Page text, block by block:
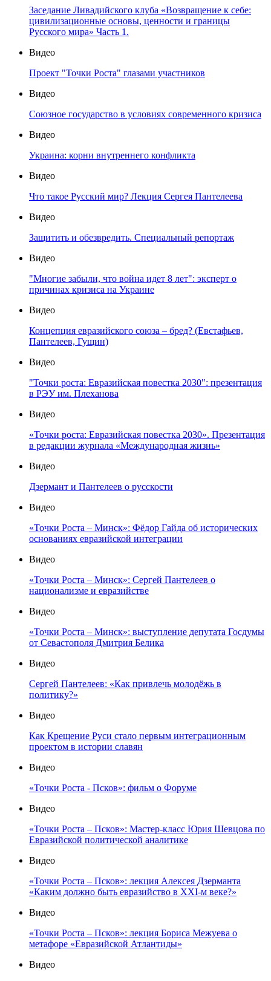
Заседание Ливадийского клуба «Возвращение к себе:
цивилизационные основы, ценности и границы
Русского мира» Часть 1.
Видео
Проект "Точки Роста" глазами участников
Видео
Союзное государство в условиях современного кризиса
Видео
Украина: корни внутреннего конфликта
Видео
Что такое Русский мир? Лекция Сергея Пантелеева
Видео
Защитить и обезвредить. Специальный репортаж
Видео
"Многие забыли, что война идет 8 лет": эксперт о
причинах кризиса на Украине
Видео
Концепция евразийского союза – бред? (Евстафьев,
Пантелеев, Гущин)
Видео
"Точки роста: Евразийская повестка 2030": презентация
в РЭУ им. Плеханова
Видео
«Точки роста: Евразийская повестка 2030». Презентация
в редакции журнала «Международная жизнь»
Видео
Дзермант и Пантелеев о русскости
Видео
«Точки Роста – Минск»: Фёдор Гайда об исторических
основаниях евразийской интеграции
Видео
«Точки Роста – Минск»: Сергей Пантелеев о
национализме и евразийстве
Видео
«Точки Роста – Минск»: выступление депутата Госдумы
от Севастополя Дмитрия Белика
Видео
Сергей Пантелеев: «Как привлечь молодёжь в
политику?»
Видео
Как Крещение Руси стало первым интеграционным
проектом в истории славян
Видео
«Точки Роста - Псков»: фильм о Форуме
Видео
«Точки Роста – Псков»: Мастер-класс Юрия Шевцова по
Евразийской политической аналитике
Видео
«Точки Роста – Псков»: лекция Алексея Дзерманта
«Каким должно быть евразийство в XXI-м веке?»
Видео
«Точки Роста – Псков»: лекция Бориса Межуева о
метафоре «Евразийской Атлантиды»
Видео